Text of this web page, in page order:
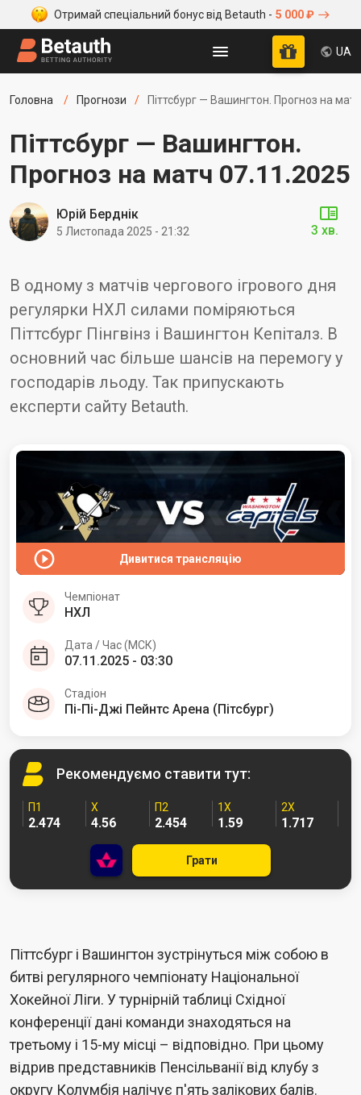
Отримай спеціальний бонус від Betauth - 5 000 ₽
UA
Головна Прогнози Піттсбург — Вашингтон. Прогноз на
Піттсбург — Вашингтон.
Прогноз на матч 07.11.2025
В одному з матчів чергового ігрового дня
регулярки НХЛ силами поміряються
Піттсбург Пінгвінз і Вашингтон Кепіталз. В
основний час більше шансів на перемогу у
господарів льоду. Так припускають
експерти сайту Betauth.
Юрій Берднік
5 Листопада 2025 - 21:32 3 хв.
Дивитися трансляцію
Чемпіонат
НХЛ
Дата / Час (МСК)
07.11.2025 - 03:30
Стадіон
Пі-Пі-Джі Пейнтс Арена (Пітсбург)
Рекомендуємо ставити тут:
П1
2.474
Х
4.56
П2
2.454
1X
1.59
2X
1.717
Грати
Піттсбург і Вашингтон зустрінуться між собою в
битві регулярного чемпіонату Національної
Хокейної Ліги. У турнірній таблиці Східної
конференції дані команди знаходяться на
третьому і 15-му місці – відповідно. При цьому
відрив представників Пенсільванії від клубу з
округу Колумбія налічує п'ять залікових балів.